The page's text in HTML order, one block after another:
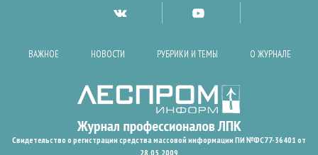
ВАЖНОЕ НОВОСТИ РУБРИКИ И ТЕМЫ О ЖУРНАЛЕ
Свидетельство о регистрации средства массовой информации ПИ №ФС77-36401 от
28.05.2009